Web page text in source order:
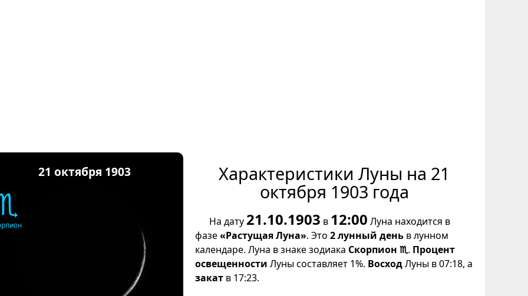
21 октября 1903 Характеристики Луны на 21
октября 1903 года
На дату 21.10.1903 в 12:00 Луна находится в
фазе«Растущая Луна». Это 2 лунный день в лунном
календаре. Луна в знаке зодиака Скорпион ♏. Процент
освещенности Луны составляет 1%. ВосходЛуны в 07:18, а
закат в 17:23.